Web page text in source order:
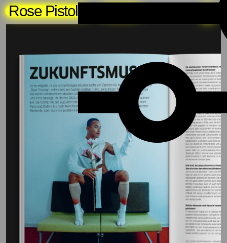
Rose Pistola